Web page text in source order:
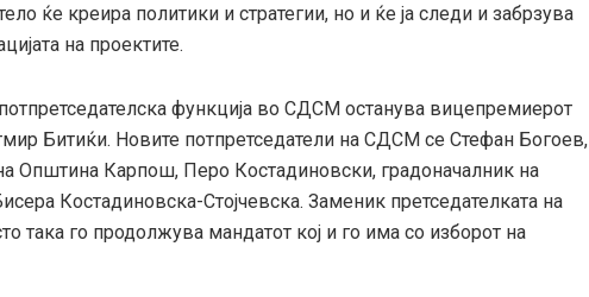
ќе креира политики и стратегии, но и ќе ја следи и забрзува
на проектите.
функција во СДСМ останува вицепремиерот
Битиќи. Новите потпретседатели на СДСМ се Стефан Богоев,
Општина Карпош, Перо Костадиновски, градоначалник на
Костадиновска-Стојчевска. Заменик претседателката на
така го продолжува мандатот кој и го има со изборот на